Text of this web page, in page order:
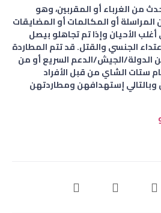
من الغرباء أو المقربين، وهو
أو المكالمات أو المضايقات
الأحيان وإذا تم تجاهلو بيصل
الجنسي والقتل. قد تتم المطاردة
الجيش/الدعم السريع أو من
ستات الشاي من قبل الأفراد
وبالتالي إستهدافهن ومطاردتهن